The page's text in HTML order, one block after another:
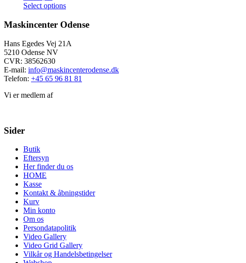
Select options
Maskincenter Odense
Hans Egedes Vej 21A
5210 Odense NV
CVR: 38562630
E-mail: info@maskincenterodense.dk
Telefon: +45 65 96 81 81
Vi er medlem af
Sider
Butik
Eftersyn
Her finder du os
HOME
Kasse
Kontakt & åbningstider
Kurv
Min konto
Om os
Persondatapolitik
Video Gallery
Video Grid Gallery
Vilkår og Handelsbetingelser